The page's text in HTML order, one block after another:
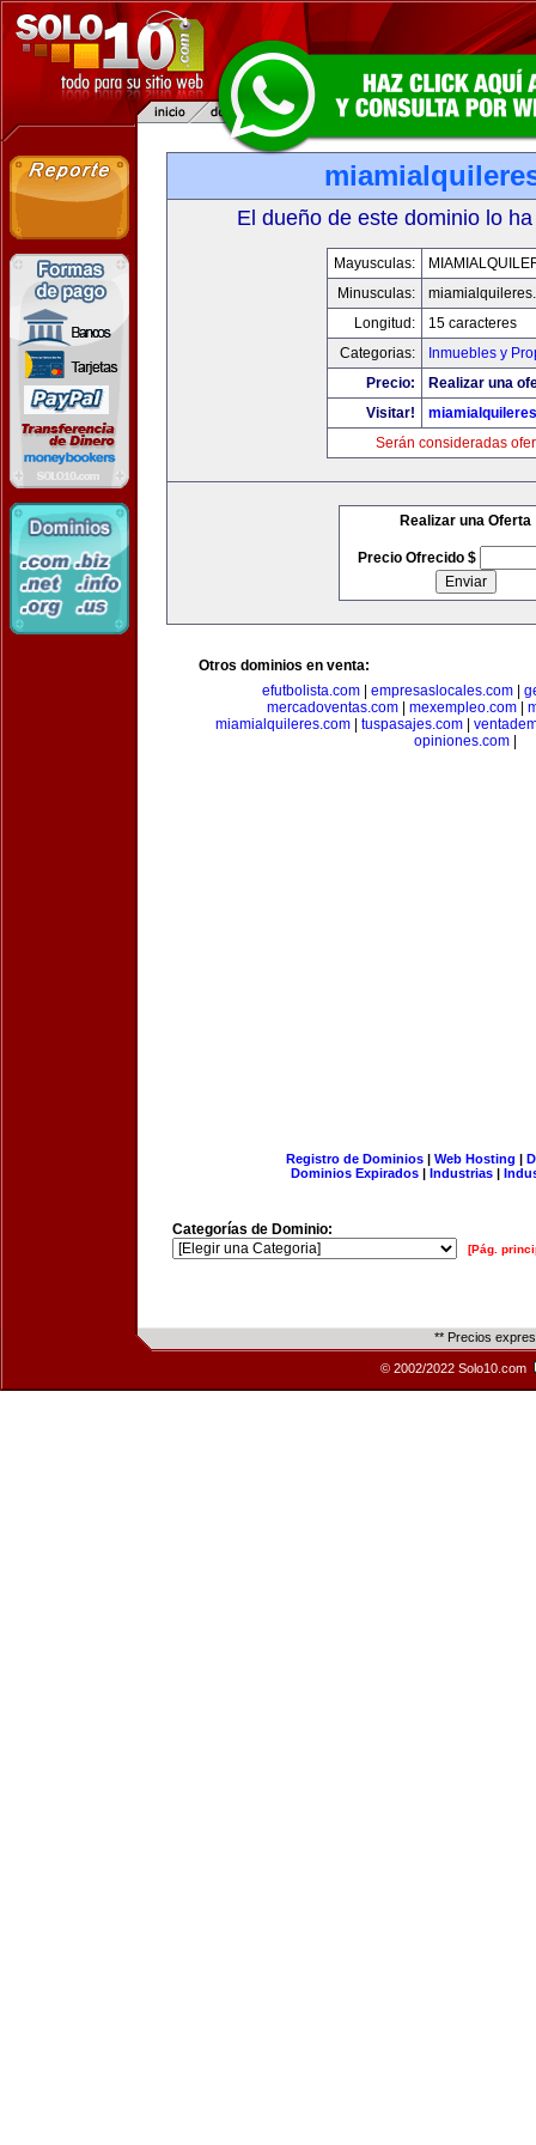
El dueño de este dominio lo
Mayusculas:
Minusculas:
Longitud:
15 caracteres
Categorias:
Inmuebles y
Precio:
Realizar una
Visitar!
Serán consideradas
Realizar una Oferta
Precio Ofrecido $
Otros dominios en venta:
efutbolista.com| empresaslocales.com|
mercadoventas.com
mexempleo.com
miamialquileres.com
tuspasajes.com
opiniones.com
Registro de Dominios| Web Hosting |
Dominios Expirados | Industrias |
Categorías de Dominio:
[Pág.
** Precios
© 2002/2022 Solo10.com